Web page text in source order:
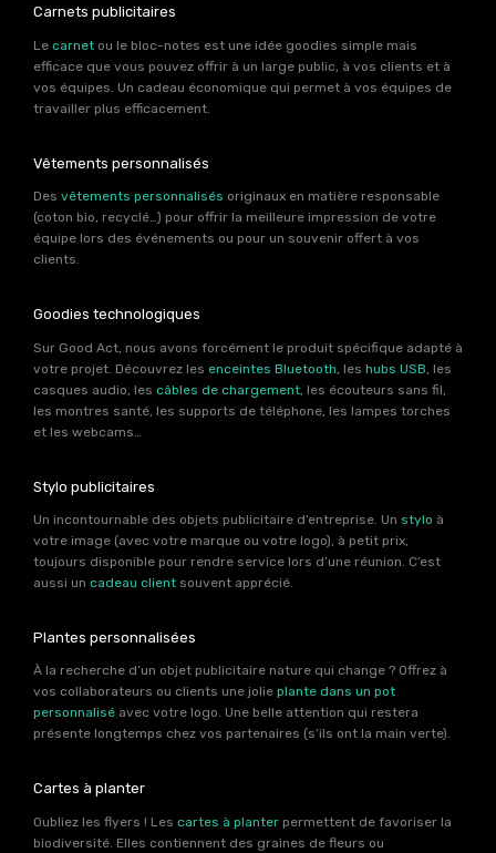
Carnets publicitaires
Le carnet ou le bloc-notes est une idée goodies simple mais
efficace que vous pouvez offrir à un large public, à vos clients et à
vos équipes. Un cadeau économique qui permet à vos équipes de
travailler plus efficacement.
Vêtements personnalisés
Des vêtements personnalisés originaux en matière responsable
(coton bio, recyclé…) pour offrir la meilleure impression de votre
équipe lors des événements ou pour un souvenir offert à vos
clients.
Goodies technologiques
Sur Good Act, nous avons forcément le produit spécifique adapté à
votre projet. Découvrez les enceintes Bluetooth , les hubs USB , les
casques audio, les câbles de chargement , les écouteurs sans fil,
les montres santé, les supports de téléphone, les lampes torches
et les webcams…
Stylo publicitaires
Un incontournable des objets publicitaire d’entreprise. Un stylo à
votre image (avec votre marque ou votre logo), à petit prix,
toujours disponible pour rendre service lors d’une réunion. C’est
aussi un cadeau client souvent apprécié.
Plantes personnalisées
À la recherche d’un objet publicitaire nature qui change ? Offrez à
vos collaborateurs ou clients une jolie plante dans un pot
personnalisé avec votre logo. Une belle attention qui restera
présente longtemps chez vos partenaires (s’ils ont la main verte).
Cartes à planter
Oubliez les flyers ! Les cartes à planter permettent de favoriser la
biodiversité. Elles contiennent des graines de fleurs ou